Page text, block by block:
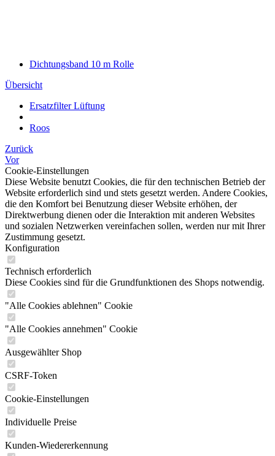
Dichtungsband 10 m Rolle
Übersicht
Ersatzfilter Lüftung
Roos
Zurück
Vor
Cookie-Einstellungen
Diese Website benutzt Cookies, die für den technischen Betrieb der
Website erforderlich sind und stets gesetzt werden. Andere Cookies,
die den Komfort bei Benutzung dieser Website erhöhen, der
Direktwerbung dienen oder die Interaktion mit anderen Websites
und sozialen Netzwerken vereinfachen sollen, werden nur mit Ihrer
Zustimmung gesetzt.
Konfiguration
Technisch erforderlich
Diese Cookies sind für die Grundfunktionen des Shops notwendig.
"Alle Cookies ablehnen" Cookie
"Alle Cookies annehmen" Cookie
Ausgewählter Shop
CSRF-Token
Cookie-Einstellungen
Individuelle Preise
Kunden-Wiedererkennung